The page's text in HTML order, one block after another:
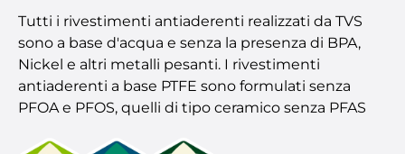
Tutti i rivestimenti antiaderenti realizzati da TVS
sono a base d'acqua e senza la presenza di BPA,
Nickel e altri metalli pesanti. I rivestimenti
antiaderenti a base PTFE sono formulati senza
PFOA e PFOS, quelli di tipo ceramico senza PFAS